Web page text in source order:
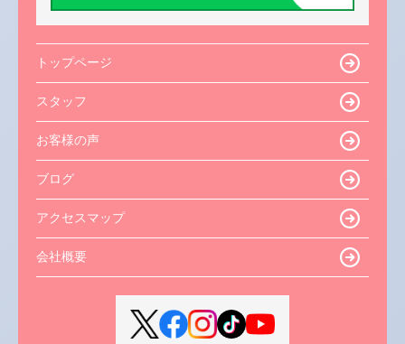
トップページ
スタッフ
お客様の声
ブログ
アクセスマップ
会社概要